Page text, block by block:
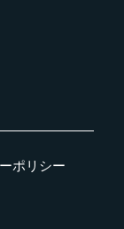
ポリシー